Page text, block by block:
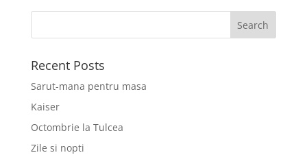
Recent Posts
Sarut-mana pentru masa
Kaiser
Octombrie la Tulcea
Zile si nopti